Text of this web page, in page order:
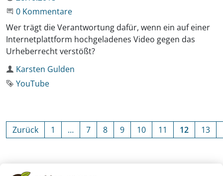
Beginne eine Unterhaltung
0 Kommentare
Wer trägt die Verantwortung dafür, wenn ein auf einer
Internetplattform hochgeladenes Video gegen das
Urheberrecht verstößt?
Autor
Karsten Gulden
Schlagwort
YouTube
Zurück 1 … 7 8 9 10 11 12 13
Zurück zu den Kategorien